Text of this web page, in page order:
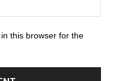
this browser for the